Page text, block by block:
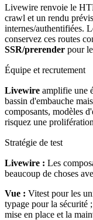
Livewire renvoie le
crawl et un rendu
internes/authentifiées.
conservez ces routes
SSR/prerender pour
Équipe et recrutement
Livewire amplifie une
bassin d'embauche
composants, modèles
risquez une
Stratégie de test
Livewire : Les
beaucoup de choses
Vue : Vitest pour les
typage pour la sécurité
mise en place et la